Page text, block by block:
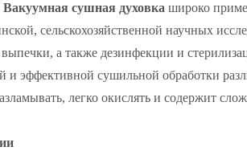
сушная духовка широко
сельскохозяйственной научных
а также дезинфекции и
и эффективной сушильной обработки
легко окислять и содержит